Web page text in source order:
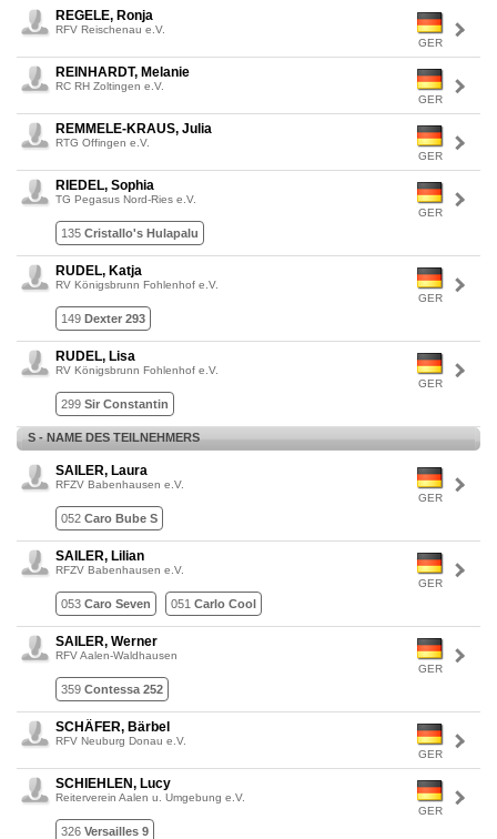
GER
REGELE, Ronja
RFV Reischenau e.V.
GER
REINHARDT, Melanie
RC RH Zoltingen e.V.
GER
REMMELE-KRAUS, Julia
RTG Offingen e.V.
GER
RIEDEL, Sophia
TG Pegasus Nord-Ries e.V.
135 Cristallo's Hulapalu
GER
RUDEL, Katja
RV Königsbrunn Fohlenhof e.V.
149 Dexter 293
GER
RUDEL, Lisa
RV Königsbrunn Fohlenhof e.V.
299 Sir Constantin
S - NAME DES TEILNEHMERS
GER
SAILER, Laura
RFZV Babenhausen e.V.
052 Caro Bube S
GER
SAILER, Lilian
RFZV Babenhausen e.V.
053 Caro Seven 051 Carlo Cool
GER
SAILER, Werner
RFV Aalen-Waldhausen
359 Contessa 252
GER
SCHÄFER, Bärbel
RFV Neuburg Donau e.V.
GER
SCHIEHLEN, Lucy
Reiterverein Aalen u. Umgebung e.V.
326 Versailles 9